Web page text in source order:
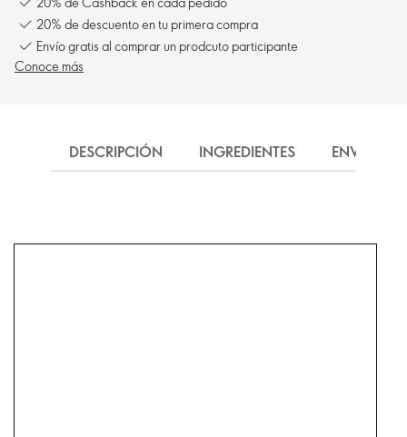
20% de descuento en tu primera compra
Envío gratis al comprar un prodcuto participante
Conoce más
DESCRIPCIÓN INGREDIENTES ENVÍO